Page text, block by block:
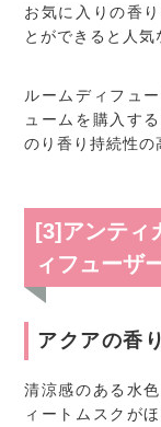
お気に入りの香
とができると人気
ルームディフュ
ュームを購入す
のり香り持続性の
[3]アンティ
ィフューザ
アクアの香り
清涼感のある水
ィートムスクが